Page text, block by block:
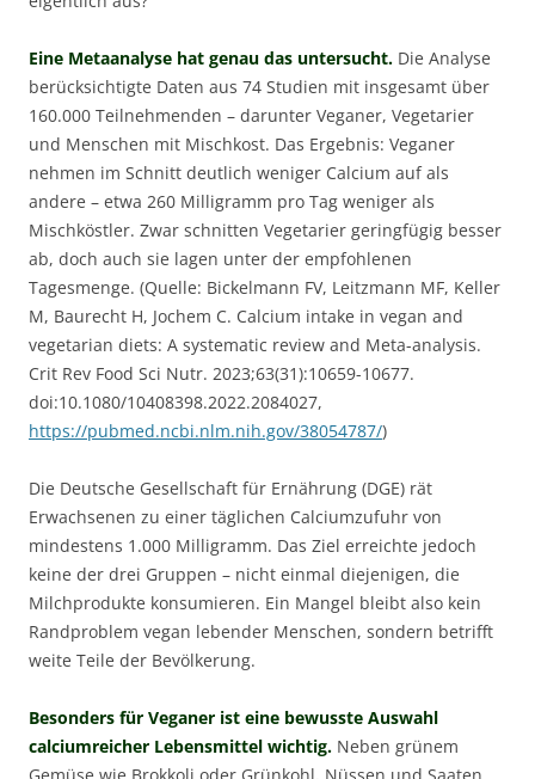
Eine Metaanalyse hat genau das untersucht. Die Analyse
berücksichtigte Daten aus 74 Studien mit insgesamt über
160.000 Teilnehmenden – darunter Veganer, Vegetarier
und Menschen mit Mischkost. Das Ergebnis: Veganer
nehmen im Schnitt deutlich weniger Calcium auf als
andere – etwa 260 Milligramm pro Tag weniger als
Mischköstler. Zwar schnitten Vegetarier geringfügig besser
ab, doch auch sie lagen unter der empfohlenen
Tagesmenge. (Quelle: Bickelmann FV, Leitzmann MF, Keller
M, Baurecht H, Jochem C. Calcium intake in vegan and
vegetarian diets: A systematic review and Meta-analysis.
Crit Rev Food Sci Nutr. 2023;63(31):10659-10677.
doi:10.1080/10408398.2022.2084027,
https://pubmed.ncbi.nlm.nih.gov/38054787/)
Die Deutsche Gesellschaft für Ernährung (DGE) rät
Erwachsenen zu einer täglichen Calciumzufuhr von
mindestens 1.000 Milligramm. Das Ziel erreichte jedoch
keine der drei Gruppen – nicht einmal diejenigen, die
Milchprodukte konsumieren. Ein Mangel bleibt also kein
Randproblem vegan lebender Menschen, sondern betrifft
weite Teile der Bevölkerung.
Besonders für Veganer ist eine bewusste Auswahl
calciumreicher Lebensmittel wichtig. Neben grünem